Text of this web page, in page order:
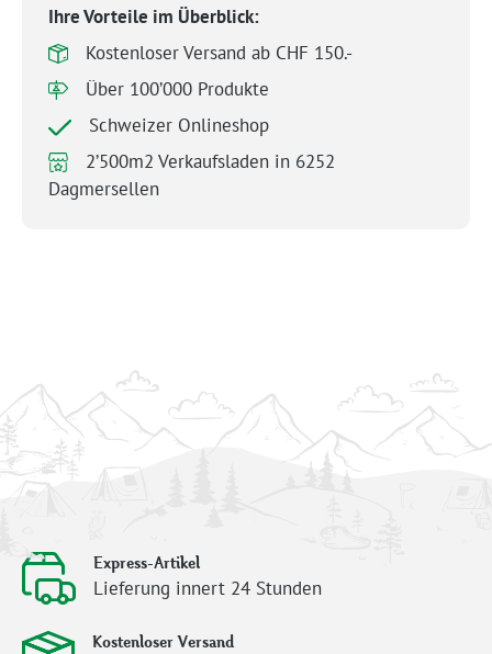
Ihre Vorteile im Überblick:
Kostenloser Versand ab CHF 150.-
Über 100’000 Produkte
Schweizer Onlineshop
2’500m2 Verkaufsladen in 6252
Dagmersellen
Express-Artikel
Lieferung innert 24 Stunden
Kostenloser Versand